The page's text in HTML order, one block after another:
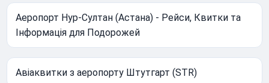
Аеропорт Нур-Султан (Астана) - Рейси, Квитки та
Інформація для Подорожей
Авіаквитки з аеропорту Штутгарт (STR)